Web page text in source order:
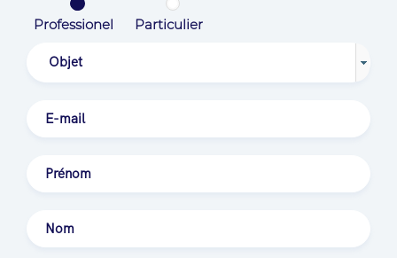
Professionel Particulier
Objet